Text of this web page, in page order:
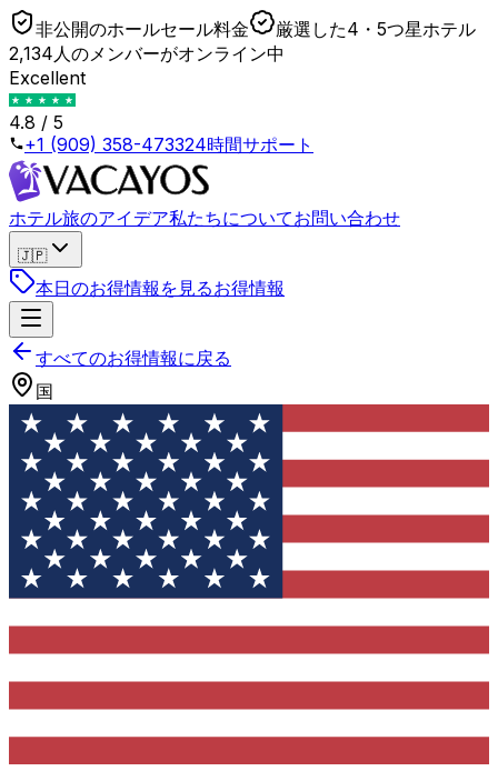
非公開のホールセール料金
厳選した4・5つ星ホテル
2,134人のメンバーがオンライン中
Excellent
4.8 / 5
+1 (909) 358-473324時間サポート
ホテル旅のアイデア私たちについてお問い合わせ
🇯🇵
本日のお得情報を見るお得情報
すべてのお得情報に戻る
国